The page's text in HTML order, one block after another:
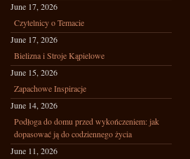
June 17, 2026
Czytelnicy o Temacie
June 17, 2026
Bielizna i Stroje Kąpielowe
June 15, 2026
Zapachowe Inspiracje
June 14, 2026
Podłoga do domu przed wykończeniem: jak
dopasować ją do codziennego życia
June 11, 2026